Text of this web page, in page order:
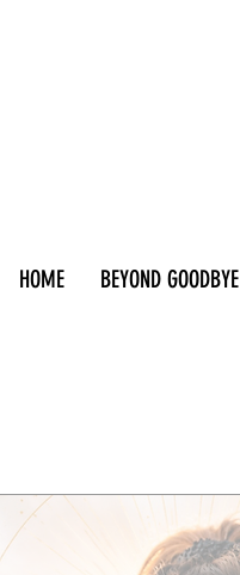
HOME BEYOND GOODBYE